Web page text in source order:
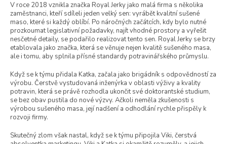
V roce 2018 vznikla značka Royal Jerky jako malá firma s několika
zaměstnanci, kteří sdíleli jeden velký sen: vyrábět kvalitní sušené
maso, které si každý oblíbí. Po náročných začátcích, kdy bylo nutné
prozkoumat legislativní požadavky, najít vhodné prostory a vyřešit
nesčetné detaily, se podařilo realizovat tento sen. Royal Jerky se brzy
etablovala jako značka, která se věnuje nejen kvalitě sušeného masa,
ale i tomu, aby splnila přísné standardy potravinářského průmyslu.
Když se k týmu přidala Katka, začala jako brigádník s odpovědností za
výrobu. Čerstvě vystudovaná inženýrka v oblasti výživy a kvality
potravin, která se právě rozhodla ukončit své doktorantské studium,
se bez obav pustila do nové výzvy. Ačkoli neměla zkušenosti s
výrobou sušeného masa, její nadšení a odhodlání rychle přispěly k
rozvoji firmy.
Skutečný zlom však nastal, když se k týmu připojila Viki, čerstvá
ů